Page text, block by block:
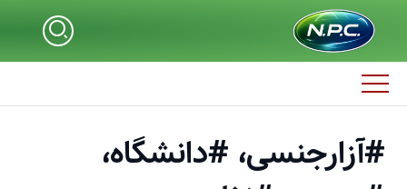
#آزارجنسی، #دانشگاه،